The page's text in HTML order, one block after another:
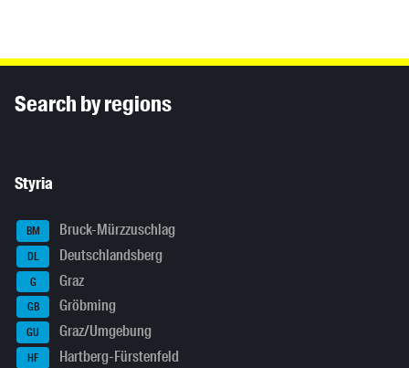
Search by regions
Styria
BM Bruck-Mürzzuschlag
DL Deutschlandsberg
G Graz
GB Gröbming
GU Graz/Umgebung
HF Hartberg-Fürstenfeld